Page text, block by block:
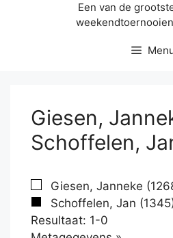
Een van de
Giesen,
Schoffelen,
Giesen, Janneke
Schoffelen, Jan
Resultaat: 1-0